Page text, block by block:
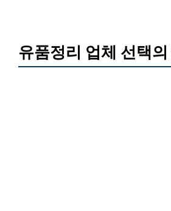
유품정리 업체 선택